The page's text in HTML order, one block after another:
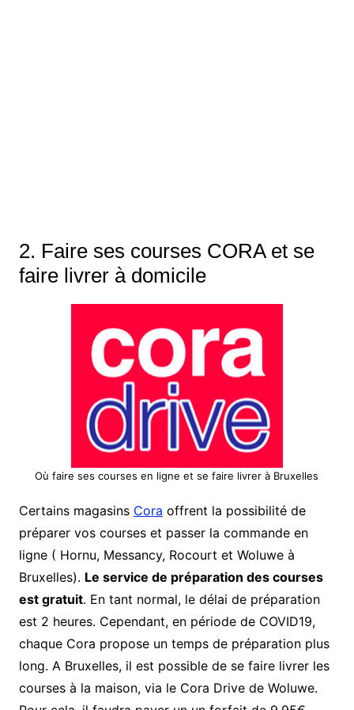
2. Faire ses courses CORAet se
faire livrer à domicile
Où faire ses courses en ligne et se faire livrer à Bruxelles
Certains magasins Cora offrent la possibilité de
préparer vos courses et passer la commande en
ligne ( Hornu, Messancy, Rocourt et Woluwe à
Bruxelles). Le service de préparation des courses
est gratuit. En tant normal, le délai de préparation
est 2 heures. Cependant, en période de COVID19,
chaque Cora propose un temps de préparation plus
long. A Bruxelles, il est possible de se faire livrer les
courses à la maison, via le Cora Drive de Woluwe.